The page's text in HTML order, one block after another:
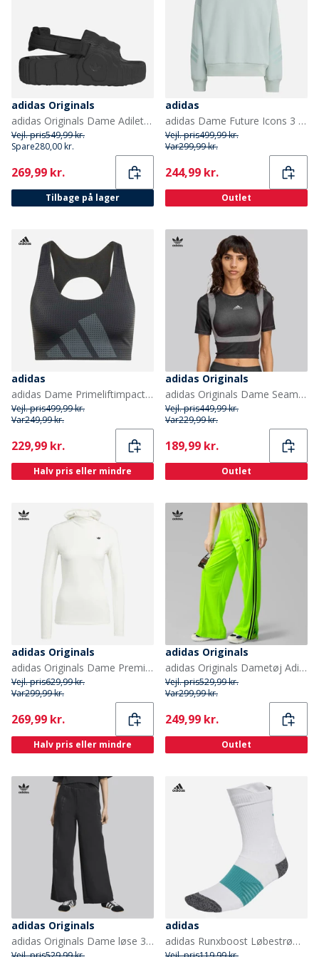
adidas Originals
adidas Originals Dame Adilette 22 XLG Sandaler Core Black/Core Black/Core Black
Vejl. pris549,99 kr.
Spare280,00 kr.
Current
269,99 kr.
Tilbage på lager
adidas
adidas Dame Future Icons 3 striber sweatshirt Wonder Sage
Vejl. pris499,99 kr.
Var299,99 kr.
Current
244,99 kr.
Outlet
adidas
adidas Dame Primeliftimpact Hiit Medium Support Sports BH Sort
Vejl. pris499,99 kr.
Var249,99 kr.
Current
229,99 kr.
Halv pris eller mindre
adidas Originals
adidas Originals Dame Seamless Techfit Baby T-shirt Sort/Hvid
Vejl. pris449,99 kr.
Var229,99 kr.
Current
189,99 kr.
Outlet
adidas Originals
adidas Originals Dame Premium Basis Hættetrøje Cloud White
Vejl. pris629,99 kr.
Var299,99 kr.
Current
269,99 kr.
Halv pris eller mindre
adidas Originals
adidas Originals Dametøj Adicolor Classics Firebird Løstsiddende Træningsbukser Signal Green/Sort
Vejl. pris529,99 kr.
Var299,99 kr.
Current
249,99 kr.
Outlet
adidas Originals
adidas Originals Dame løse 3 striber brede joggingbukser Sort
adidas
adidas Runxboost Løbestrømper Hvid/Pure Teal